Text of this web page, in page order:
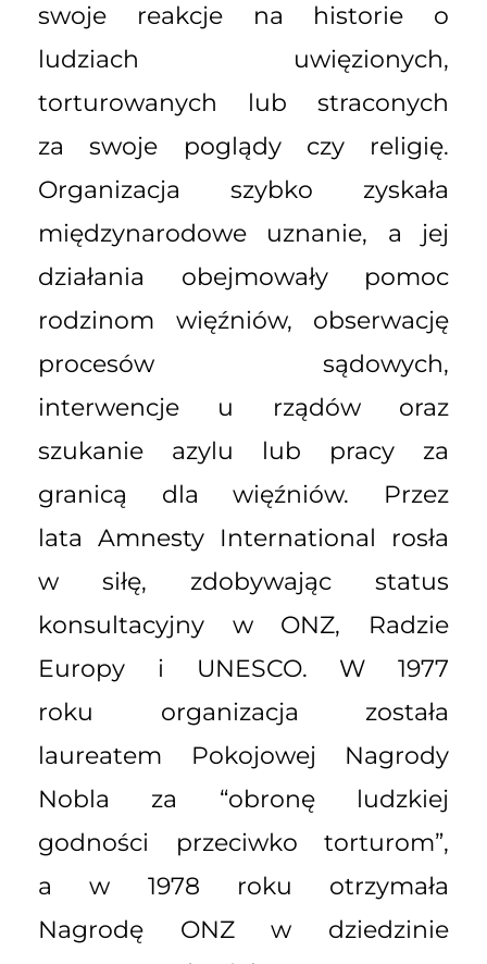
swoje reakcje na historie o
ludziach uwięzionych,
torturowanych lub straconych
za swoje poglądy czy religię.
Organizacja szybko zyskała
międzynarodowe uznanie, a jej
działania obejmowały pomoc
rodzinom więźniów, obserwację
procesów sądowych,
interwencje u rządów oraz
szukanie azylu lub pracy za
granicą dla więźniów. Przez
lata Amnesty International rosła
w siłę, zdobywając status
konsultacyjny w ONZ, Radzie
Europy i UNESCO. W 1977
roku organizacja została
laureatem Pokojowej Nagrody
Nobla za “obronę ludzkiej
godności przeciwko torturom”,
a w 1978 roku otrzymała
Nagrodę ONZ w dziedzinie